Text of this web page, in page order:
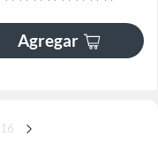
Agregar
16